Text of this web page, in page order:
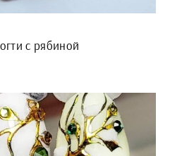
с рябиной